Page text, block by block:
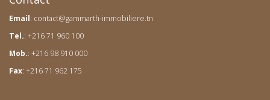
Email: contact@gammarth-immobiliere.tn
Tel.: +216 71 960 100
Mob.: +216 98 910 000
Fax: +216 71 962 175